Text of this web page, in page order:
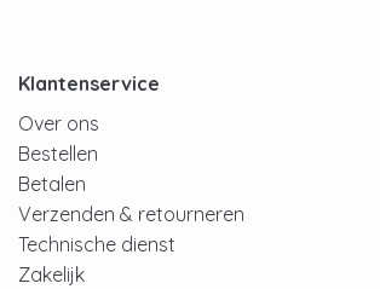
Klantenservice
Over ons
Bestellen
Betalen
Verzenden & retourneren
Technische dienst
Zakelijk